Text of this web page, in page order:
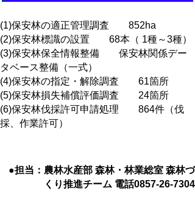
(1)保安林の適正管理調査 852ha
(2)保安林標識の設置 68本（ 1種～3種）
(3)保安林保全情報整備 保安林関係デー
タベース整備（一式）
(4)保安林の指定・解除調査 61箇所
(5)保安林損失補償評価調査 24箇所
(6)保安林伐採許可申請処理 864件（伐
採、作業許可）
●担当：農林水産部 森林・林業総室 森林づ
くり推進チーム 電話0857-26-7304